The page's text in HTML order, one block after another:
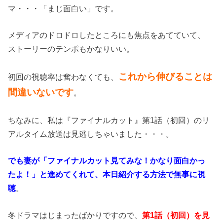
マ・・・「まじ面白い」です。
メディアのドロドロしたところにも焦点をあてていて、
ストーリーのテンポもかなりいい。
初回の視聴率は奮わなくても、 これから伸びることは
間違いないです。
ちなみに、私は『ファイナルカット』第1話（初回）のリ
アルタイム放送は見逃しちゃいました・・・。
でも妻が「ファイナルカット見てみな！かなり面白かっ
たよ！」と進めてくれて、本日紹介する方法で無事に視
聴。
冬ドラマはじまったばかりですので、第1話（初回）を見